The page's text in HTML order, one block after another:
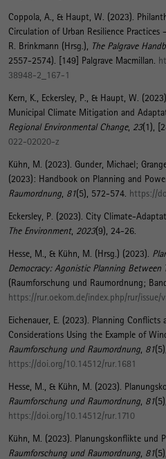
Coppola, A. , & Haupt, W. (2023).
Circulation of Urban Resilience Practices
R. Brinkmann (Hrsg.),
The Palgrave
2557-2574). [149] Palgrave Macmillan.
38948-2_167-1
Kern, K. , Eckersley, P. , & Haupt, W. (2023).
Municipal Climate Mitigation and
Regional Environmental Change, 23(1),
022-02020-z
Kühn, M. (2023). Gunder, Michael;
(2023): Handbook on Planning and
Raumordnung 81(5), 572-574. https://
Eckersley, P. (2023). City Climate-
The Environment, 2023(9), 24-26.
Hesse, M. , & Kühn, M. (Hrsg.) (2023).
Democracy: Agonistic Planning Between
(Raumforschung und Raumordnung;
https://rur.oekom.de/index.php/rur/issue/
Eichenauer, E. (2023). Planning Conflicts
Considerations Using the Example of
Raumforschung und Raumordnung 81
https://doi.org/10.14512/rur.1681
Hesse, M. , & Kühn, M. (2023).
Raumforschung und Raumordnung 81
https://doi.org/10.14512/rur.1710
Kühn, M. (2023). Planungskonflikte und
Raumforschung und Raumordnung 81